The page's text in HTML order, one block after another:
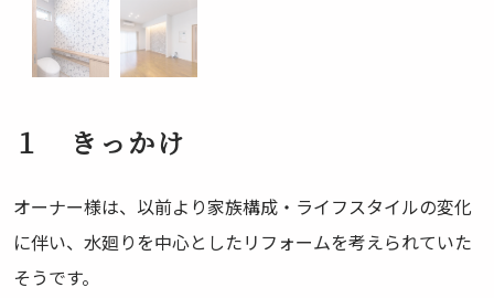
１ きっかけ
オーナー様は、以前より家族構成・ライフスタイルの変化
に伴い、水廻りを中心としたリフォームを考えられていた
そうです。